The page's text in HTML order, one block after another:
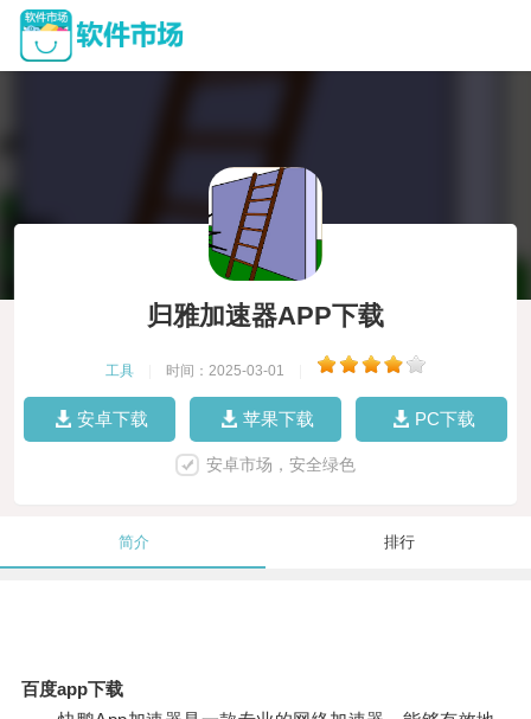
归雅加速器APP下载
工具 时间：2025-03-01
安卓下载 苹果下载 PC下载
安卓市场，安全绿色
简介 排行
百度app下载